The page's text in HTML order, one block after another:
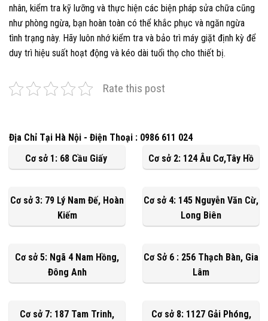
nhân, kiểm tra kỹ lưỡng và thực hiện các biện pháp sửa chữa cũng
như phòng ngừa, bạn hoàn toàn có thể khắc phục và ngăn ngừa
tình trạng này. Hãy luôn nhớ kiểm tra và bảo trì máy giặt định kỳ để
duy trì hiệu suất hoạt động và kéo dài tuổi thọ cho thiết bị.
Rate this post
Địa Chỉ Tại Hà Nội - Điện Thoại : 0986 611 024
Cơ sở 1: 68 Cầu Giấy
Cơ sở 2: 124 Âu Cơ,Tây Hồ
Cơ sở 3: 79 Lý Nam Đế, Hoàn
Kiếm
Cơ sở 4: 145 Nguyễn Văn Cừ,
Long Biên
Cơ sở 5: Ngã 4 Nam Hồng,
Đông Anh
Cơ Sở 6 : 256 Thạch Bàn, Gia
Lâm
Cơ sở 7: 187 Tam Trinh,
Cơ sở 8: 1127 Gải Phóng,